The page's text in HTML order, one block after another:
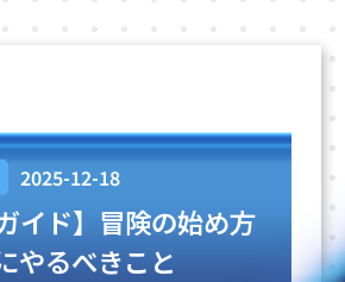
2025-12-18
イド】冒険の始め方
やるべきこと